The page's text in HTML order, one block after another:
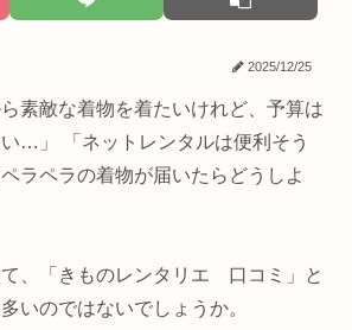
2025/12/25
ら素敵な着物を着たいけれど、予算は
…」 「ネットレンタルは便利そう
ラペラの着物が届いたらどうしよ
、「きものレンタリエ 口コミ」と
いのではないでしょうか。